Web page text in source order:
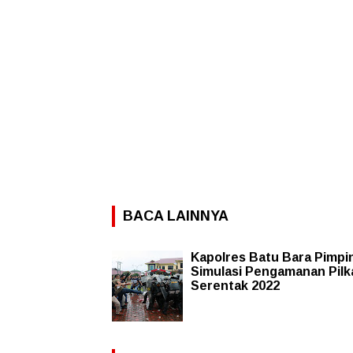
BACA LAINNYA
Kapolres Batu Bara
Simulasi Pengamanan
Serentak 2022